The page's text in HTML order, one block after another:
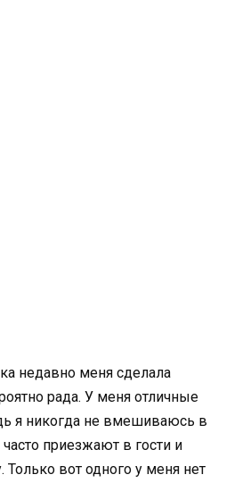
недавно меня сделала
рада. У меня отличные
я никогда не вмешиваюсь в
приезжают в гости и
Только вот одного у меня нет